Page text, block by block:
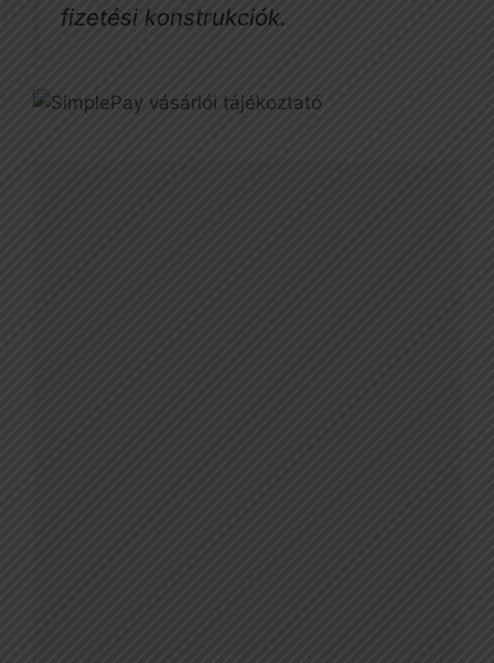
fizetési konstrukciók.